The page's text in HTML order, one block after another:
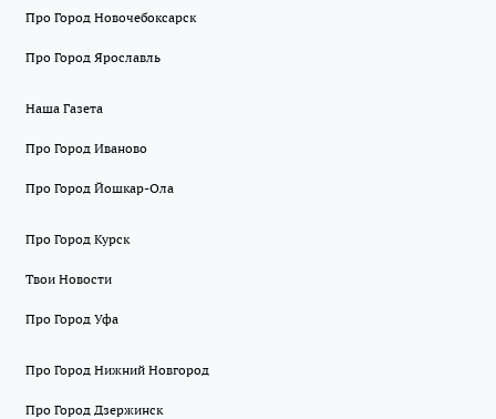
Про Город Новочебоксарск
Про Город Ярославль
Наша Газета
Про Город Иваново
Про Город Йошкар-Ола
Про Город Курск
Твои Новости
Про Город Уфа
Про Город Нижний Новгород
Про Город Дзержинск